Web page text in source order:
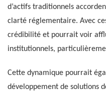
d’actifs traditionnels
clarté réglementaire. Avec
crédibilité et pourrait voir
institutionnels,
Cette dynamique pourrait
développement de solutions